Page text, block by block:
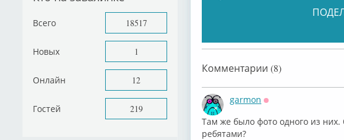
Всего 18517
Новых 1
Онлайн 12
Гостей 219
Комментарии (8)
garmon
Там же было фото одного из них.
ребятами?